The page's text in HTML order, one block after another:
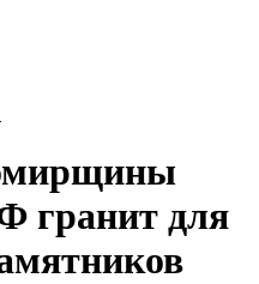
гранит для